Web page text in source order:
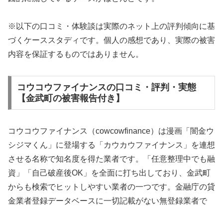
※以下の口コミ・体験談は実際のネット上の評判傾向に基
づくケーススタディです。個人の感想であり、実際の被害
内容を保証するものではありません。
コウコウファイナンスの口コミ・評判・実態
【金武町の被害報告付き】
コウコウファイナンス（cowcowfinance）は漫画「闇金ウ
シジマくん」に登場する「カウカウファイナンス」を連想
させる名称で知名度を得た業者です。「任意整理中でも融
資」「自己破産後OK」を全面に打ち出しており、金武町
からも検索でヒットしやすい業者の一つです。金融庁の貸
金業者登録データベースに一切記載がない無登録業者で